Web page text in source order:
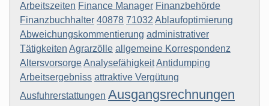
Arbeitszeiten Finance Manager Finanzbehörde
Finanzbuchhalter 40878 71032 Ablaufoptimierung
Abweichungskommentierung administrativer
Tätigkeiten Agrarzölle allgemeine Korrespondenz
AltersvorsorgeAnalysefähigkeitAntidumping
Arbeitsergebniss attraktive Vergütung
Ausfuhrerstattungen Ausgangsrechnungen